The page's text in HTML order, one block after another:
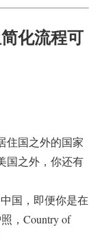
化流程可
住国之外的国家
国之外，你还有
国，即便你是在
，Country of